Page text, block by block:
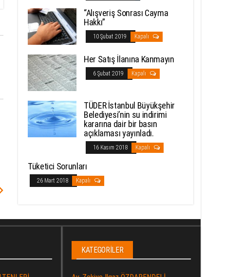
“Alışveriş Sonrası Cayma
Hakkı”
10 Şubat 2019 Kapalı
Her Satış İlanına Kanmayın
6 Şubat 2019 Kapalı
TÜDER İstanbul Büyükşehir
Belediyesi’nin su indirimi
kararına dair bir basın
açıklaması yayınladı.
16 Kasım 2018 Kapalı
Tüketici Sorunları
26 Mart 2018 Kapalı
KATEGORILER